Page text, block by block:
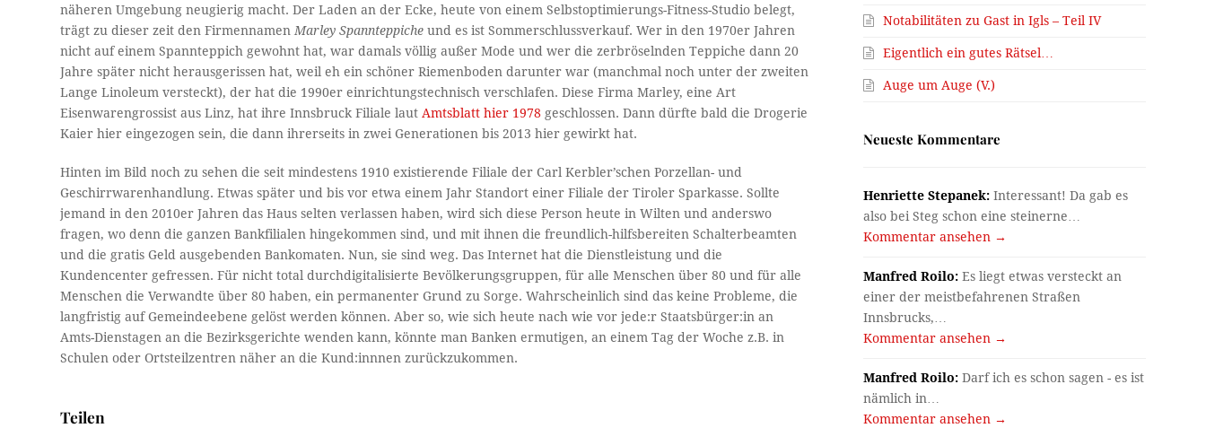
näheren Umgebung neugierig macht. Der Laden an der Ecke, heute von einem Selbstoptimierungs-Fitness-Studio belegt,
trägt zu dieser zeit den Firmennamen Marley Spannteppiche und es ist Sommerschlussverkauf. Wer in den 1970er Jahren
nicht auf einem Spannteppich gewohnt hat, war damals völlig außer Mode und wer die zerbröselnden Teppiche dann 20
Jahre später nicht herausgerissen hat, weil eh ein schöner Riemenboden darunter war (manchmal noch unter der zweiten
Lange Linoleum versteckt), der hat die 1990er einrichtungstechnisch verschlafen. Diese Firma Marley, eine Art
Eisenwarengrossist aus Linz, hat ihre Innsbruck Filiale laut Amtsblatt hier 1978 geschlossen. Dann dürfte bald die Drogerie
Kaier hier eingezogen sein, die dann ihrerseits in zwei Generationen bis 2013 hier gewirkt hat.
Hinten im Bild noch zu sehen die seit mindestens 1910 existierende Filiale der Carl Kerbler’schen Porzellan- und
Geschirrwarenhandlung. Etwas später und bis vor etwa einem Jahr Standort einer Filiale der Tiroler Sparkasse. Sollte
jemand in den 2010er Jahren das Haus selten verlassen haben, wird sich diese Person heute in Wilten und anderswo
fragen, wo denn die ganzen Bankfilialen hingekommen sind, und mit ihnen die freundlich-hilfsbereiten Schalterbeamten
und die gratis Geld ausgebenden Bankomaten. Nun, sie sind weg. Das Internet hat die Dienstleistung und die
Kundencenter gefressen. Für nicht total durchdigitalisierte Bevölkerungsgruppen, für alle Menschen über 80 und für alle
Menschen die Verwandte über 80 haben, ein permanenter Grund zu Sorge. Wahrscheinlich sind das keine Probleme, die
langfristig auf Gemeindeebene gelöst werden können. Aber so, wie sich heute nach wie vor jede:r Staatsbürger:in an
Amts-Dienstagen an die Bezirksgerichte wenden kann, könnte man Banken ermutigen, an einem Tag der Woche z.B. in
Schulen oder Ortsteilzentren näher an die Kund:innnen zurückzukommen.
Teilen
Notabilitäten zu Gast in Igls – Teil IV
Eigentlich ein gutes Rätsel…
Auge um Auge (V.)
Neueste Kommentare
Henriette Stepanek: Interessant! Da gab es
also bei Steg schon eine steinerne…
Kommentar ansehen →
Manfred Roilo: Es liegt etwas versteckt an
einer der meistbefahrenen Straßen
Innsbrucks,…
Kommentar ansehen →
Manfred Roilo: Darf ich es schon sagen - es ist
nämlich in…
Kommentar ansehen →